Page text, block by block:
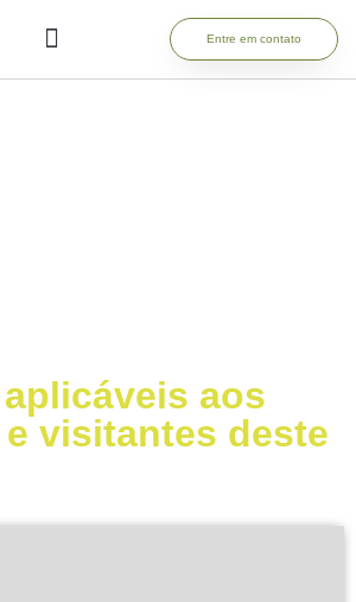
Entre em contato
aos
visitantes deste